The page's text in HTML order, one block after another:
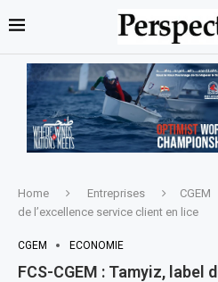
Home Entreprises CGEM
de l’excellence service client en lice
CGEM ECONOMIE
FCS-CGEM : Tamyiz, label